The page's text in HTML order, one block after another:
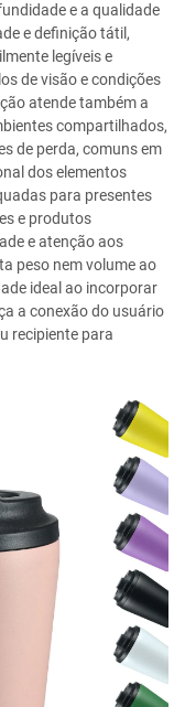
e a qualidade
e definição tátil,
legíveis e
de visão e condições
atende também a
compartilhados,
de perda, comuns em
dos elementos
para presentes
e produtos
e atenção aos
peso nem volume ao
ideal ao incorporar
a conexão do usuário
recipiente para